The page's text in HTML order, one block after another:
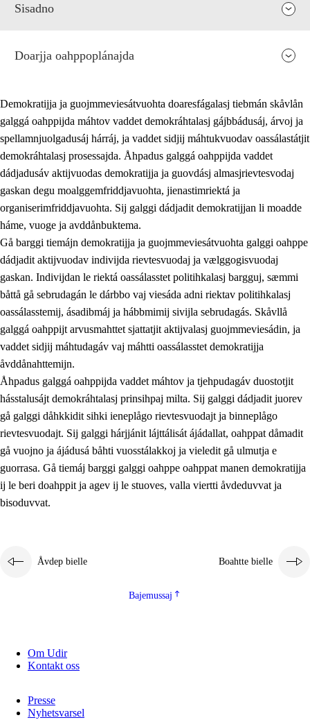
Sisadno
2. Prinsihpa oahppama, åvddånahttema ja ávddama hárráj
2.1 Sosiála oahppam ja åvddånibme
2.2 Máhtudahka fágáj hárráj
2.3 Vuodulasj tjehpudagá
2.4 Oahppat oahppat
Doaresfágalasj tiemá
2.5 Doaresfágalasj tiemá
2.5.1 Álmmukvarresvuohta ja iellemrijbadibme
2.5.2 Demokratijja ja guojmmeviesátvuohta
2.5.3 Guoddelis åvddånibme
Doarjja oahppoplánajda
Demokratijja ja guojmmeviesátvuohta doaresfágalasj tiebmán skåvlån
galggá oahppijda máhtov vaddet demokráhtalasj gájbbádusáj, árvoj ja
spellamnjuolgadusáj hárráj, ja vaddet sidjij máhtukvuodav oassálastátjit
demokráhtalasj prosessajda. Åhpadus galggá oahppijda vaddet
dádjadusáv aktijvuodas demokratijja ja guovdásj almasjrievtesvodaj
gaskan degu moalggemfriddjavuohta, jienastimriektá ja
organiserimfriddjavuohta. Sij galggi dádjadit demokratijjan li moadde
háme, vuoge ja avddånbuktema.
Gå barggi tiemájn demokratijja ja guojmmeviesátvuohta galggi oahppe
dádjadit aktijvuodav indivijda rievtesvuodaj ja vælggogisvuodaj
gaskan. Indivijdan le riektá oassálasstet politihkalasj bargguj, sæmmi
båttå gå sebrudagán le dárbbo vaj viesáda adni riektav politihkalasj
oassálasstemij, ásadibmáj ja hábbmimij sivijla sebrudagás. Skåvllå
galggá oahppijt arvusmahttet sjattatjit aktijvalasj guojmmeviesádin, ja
vaddet sidjij máhtudagáv vaj máhtti oassálasstet demokratijja
åvddånahttemijn.
Åhpadus galggá oahppijda vaddet máhtov ja tjehpudagáv duostotjit
hásstalusájt demokráhtalasj prinsihpaj milta. Sij galggi dádjadit juorev
gå galggi dåhkkidit sihki ieneplågo rievtesvuodajt ja binneplågo
rievtesvuodajt. Sij galggi hárjjánit lájttálisát ájádallat, oahppat dåmadit
gå vuojno ja ájádusá båhti vuosstálakkoj ja vieledit gå ulmutja e
guorrasa. Gå tiemáj barggi galggi oahppe oahppat manen demokratijja
ij le beri doahppit ja agev ij le stuoves, valla viertti åvdeduvvat ja
bisoduvvat.
Åvdep bielle Boahtte bielle
Bajemussaj
Om Udir
Kontakt oss
Presse
Nyhetsvarsel